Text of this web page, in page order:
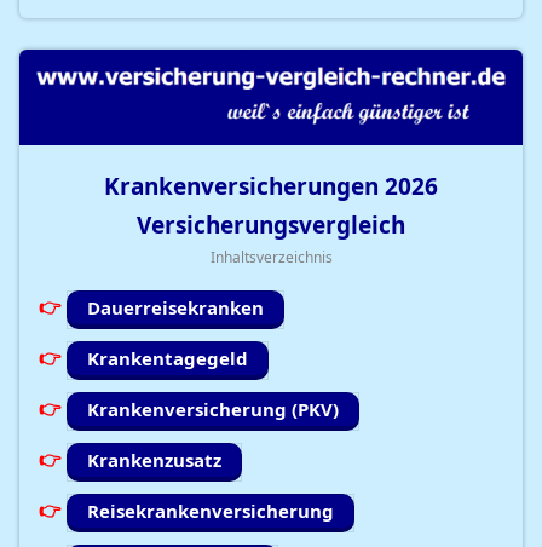
Krankenversicherungen 2026
Versicherungsvergleich
Inhaltsverzeichnis
Dauerreisekranken
Krankentagegeld
Krankenversicherung (PKV)
Krankenzusatz
Reisekrankenversicherung